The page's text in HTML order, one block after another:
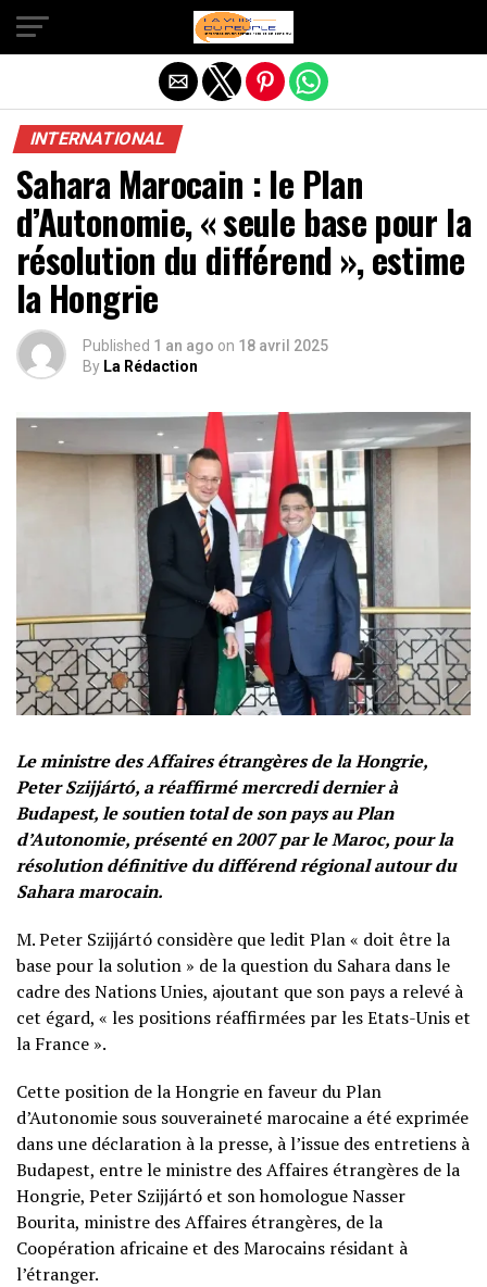
INTERNATIONAL
Sahara Marocain : le Plan
d’Autonomie, « seule base pour la
résolution du différend », estime
la Hongrie
Published 1 an ago on 18 avril 2025
By La Rédaction
Le ministre des Affaires étrangères de la Hongrie,
Peter Szijjártó, a réaffirmé mercredi dernier à
Budapest, le soutien total de son pays au Plan
d’Autonomie, présenté en 2007 par le Maroc, pour la
résolution définitive du différend régional autour du
Sahara marocain.
M. Peter Szijjártó considère que ledit Plan « doit être la
base pour la solution » de la question du Sahara dans le
cadre des Nations Unies, ajoutant que son pays a relevé à
cet égard, « les positions réaffirmées par les Etats-Unis et
la France ».
Cette position de la Hongrie en faveur du Plan
d’Autonomie sous souveraineté marocaine a été exprimée
dans une déclaration à la presse, à l’issue des entretiens à
Budapest, entre le ministre des Affaires étrangères de la
Hongrie, Peter Szijjártó et son homologue Nasser
Bourita, ministre des Affaires étrangères, de la
Coopération africaine et des Marocains résidant à
l’étranger.
Quitter la version mobile